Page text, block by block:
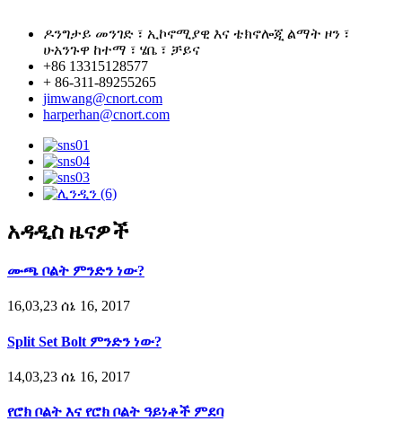
ዶንግታይ መንገድ ፣ ኢኮኖሚያዊ እና ቴክኖሎጂ ልማት ዞን ፣
ሁአንጉዋ ከተማ ፣ ሄቤ ፣ ቻይና
+86 13315128577
+ 86-311-89255265
jimwang@cnort.com
harperhan@cnort.com
አዳዲስ ዜናዎች
ሙጫ ቦልት ምንድን ነው?
16,03,23 ሰኔ 16, 2017
Split Set Bolt ምንድን ነው?
14,03,23 ሰኔ 16, 2017
የሮክ ቦልት እና የሮክ ቦልት ዓይነቶች ምደባ